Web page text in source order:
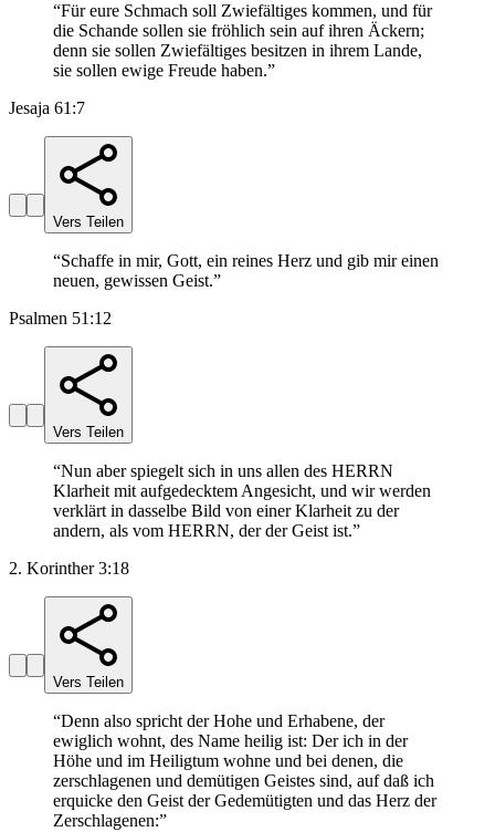
“Für eure Schmach soll Zwiefältiges kommen, und für
die Schande sollen sie fröhlich sein auf ihren Äckern;
denn sie sollen Zwiefältiges besitzen in ihrem Lande,
sie sollen ewige Freude haben.”
Jesaja 61:7
Vers Teilen
“Schaffe in mir, Gott, ein reines Herz und gib mir einen
neuen, gewissen Geist.”
Psalmen 51:12
Vers Teilen
“Nun aber spiegelt sich in uns allen des HERRN
Klarheit mit aufgedecktem Angesicht, und wir werden
verklärt in dasselbe Bild von einer Klarheit zu der
andern, als vom HERRN, der der Geist ist.”
2. Korinther 3:18
Vers Teilen
“Denn also spricht der Hohe und Erhabene, der
ewiglich wohnt, des Name heilig ist: Der ich in der
Höhe und im Heiligtum wohne und bei denen, die
zerschlagenen und demütigen Geistes sind, auf daß ich
erquicke den Geist der Gedemütigten und das Herz der
Zerschlagenen:”